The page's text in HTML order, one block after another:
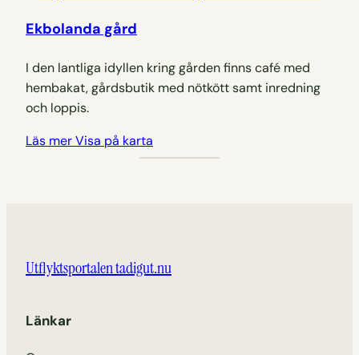
Ekbolanda gård
I den lantliga idyllen kring gården finns café med
hembakat, gårdsbutik med nötkött samt inredning
och loppis.
Läs merVisa på karta
Utflyktsportalen tadigut.nu
Länkar